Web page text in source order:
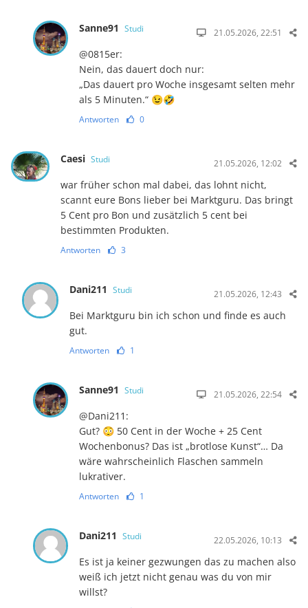
Sanne91 Studi 21.05.2026, 22:51
@0815er:
Nein, das dauert doch nur:
„Das dauert pro Woche insgesamt selten mehr
als 5 Minuten.“ 😉🤣
Antworten 0
Caesi Studi 21.05.2026, 12:02
war früher schon mal dabei, das lohnt nicht,
scannt eure Bons lieber bei Marktguru. Das bringt
5 Cent pro Bon und zusätzlich 5 cent bei
bestimmten Produkten.
Antworten 3
Dani211 Studi 21.05.2026, 12:43
Bei Marktguru bin ich schon und finde es auch
gut.
Antworten 1
Sanne91 Studi 21.05.2026, 22:54
@Dani211:
Gut? 😳 50 Cent in der Woche + 25 Cent
Wochenbonus? Das ist „brotlose Kunst“… Da
wäre wahrscheinlich Flaschen sammeln
lukrativer.
Antworten 1
Dani211 Studi 22.05.2026, 10:13
Es ist ja keiner gezwungen das zu machen also
weiß ich jetzt nicht genau was du von mir
willst?